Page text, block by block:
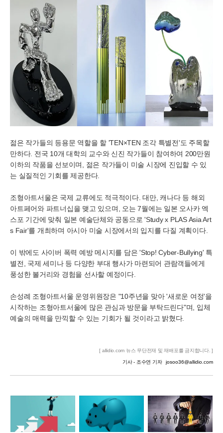
젊은 작가들의 등용문 역할을 할 'TEN×TEN 조각 특별전'도 주목할
만하다. 전국 10개 대학의 교수와 신진 작가들이 참여하여 200만원
이하의 작품을 선보이며, 젊은 작가들이 미술 시장에 진입할 수 있
는 실질적인 기회를 제공한다.
조형아트서울은 국제 교류에도 적극적이다. 대만, 캐나다 등 해외
아트페어와 파트너십을 맺고 있으며, 오는 7월에는 일본 오사카 엑
스포 기간에 맞춰 일본 예술단체와 공동으로 'Study x PLAS Asia Art
s Fair'를 개최하며 아시아 미술 시장에서의 입지를 다질 계획이다.
이 밖에도 사이버 폭력 예방 메시지를 담은 'Stop! Cyber-Bullying' 특
별전, 국제 세미나 등 다양한 부대 행사가 마련되어 관람객들에게
풍성한 볼거리와 경험을 선사할 예정이다.
손성례 조형아트서울 운영위원장은 "10주년을 맞아 '새로운 여정'을
시작하는 조형아트서울에 많은 관심과 방문을 부탁드린다"며, 입체
예술의 매력을 만끽할 수 있는 기회가 될 것이라고 밝혔다.
[ allidio.com 뉴스 무단전재 및 재배포를 금지합니다. ]
기사 - 조수연 기자 josoo36@allidio.com